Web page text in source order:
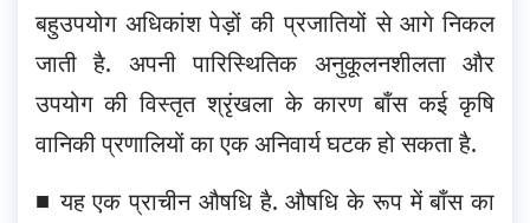
बहुउपयोग अधिकांश पेड़ों की प्रजातियों से आगे निकल
जाती है. अपनी पारिस्थितिक अनुकूलनशीलता और
उपयोग की विस्तृत श्रृंखला के कारण बाँस कई कृषि
वानिकी प्रणालियों का एक अनिवार्य घटक हो सकता है.
■ यह एक प्राचीन औषधि है. औषधि के रूप में बाँस का